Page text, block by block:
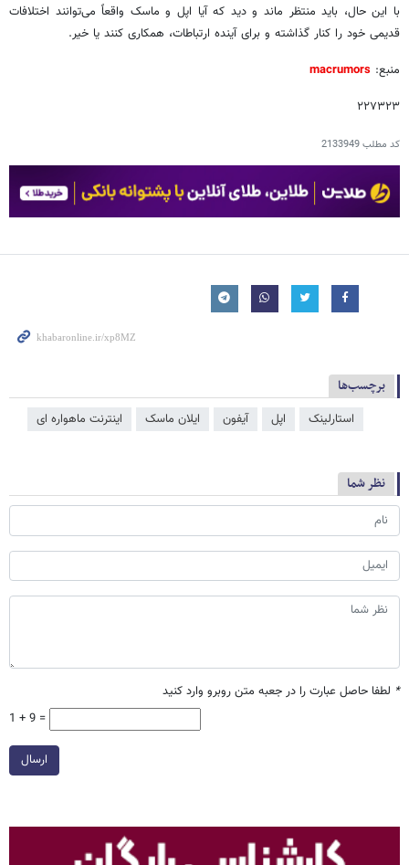
با این حال، باید منتظر ماند و دید که آیا اپل و ماسک واقعاً می‌توانند اختلافات
قدیمی خود را کنار گذاشته و برای آینده ارتباطات، همکاری کنند یا خیر.
منبع: macrumors
۲۲۷۳۲۳
کد مطلب2133949
برچسب‌ها
استارلینک اپل آیفون ایلان ماسک اینترنت ماهواره ای
نظر شما
* لطفا حاصل عبارت را در جعبه متن روبرو وارد کنید
1 + 9 =
ارسال